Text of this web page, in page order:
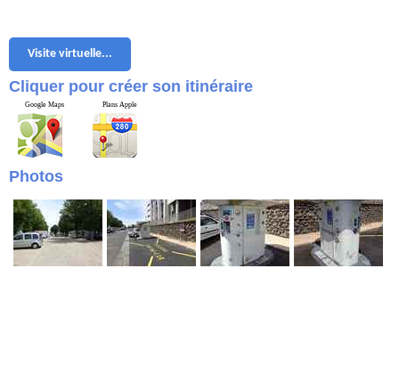
Visite virtuelle...
Cliquer pour créer son itinéraire
Google Maps Plans Apple
Photos